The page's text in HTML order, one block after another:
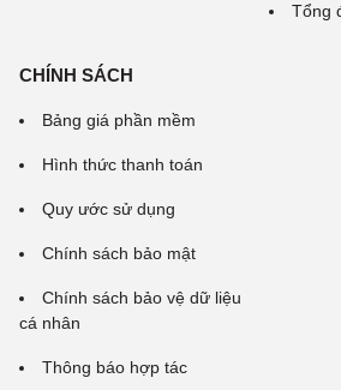
Tổng
CHÍNH SÁCH
Bảng giá phần mềm
Hình thức thanh toán
Quy ước sử dụng
Chính sách bảo mật
Chính sách bảo vệ dữ liệu
cá nhân
Thông báo hợp tác